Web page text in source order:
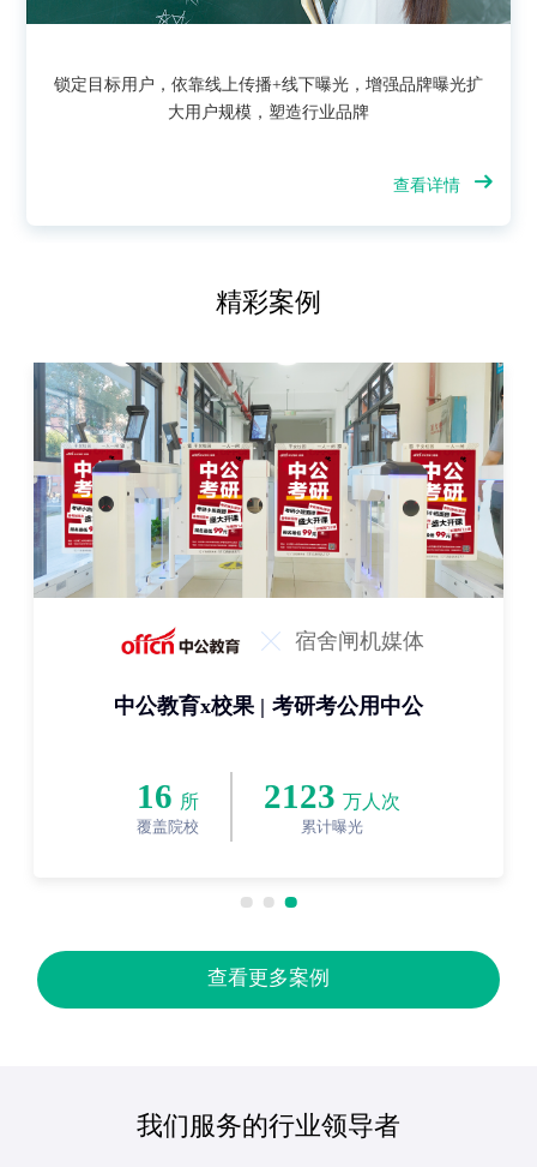
锁定目标用户，依靠线上传播+线下曝光，增强品牌曝光扩
大用户规模，塑造行业品牌
查看详情
精彩案例
宿舍闸机媒体
中公教育x校果 | 考研考公用中公
16 所
覆盖院校
2123 万人次
累计曝光
查看更多案例
我们服务的行业领导者